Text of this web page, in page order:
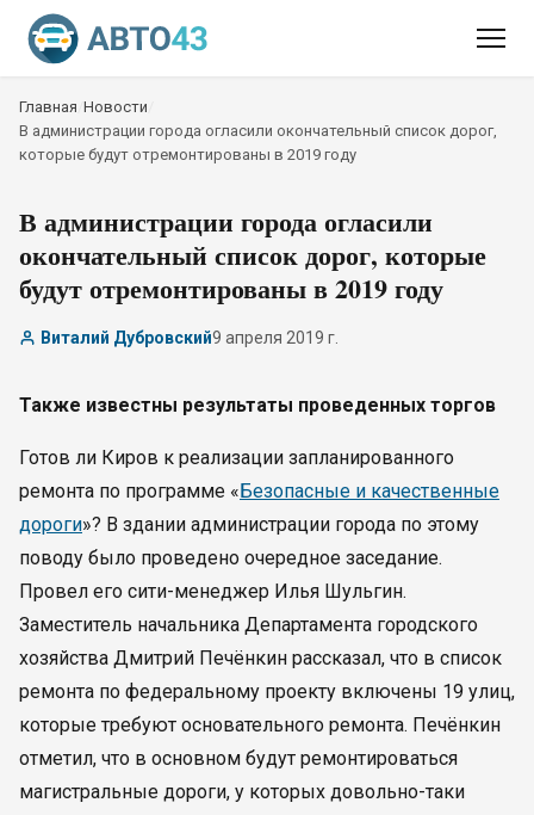
Главная Новости
В администрации города огласили окончательный список дорог,
которые будут отремонтированы в 2019 году
В администрации города огласили
окончательный список дорог, которые
будут отремонтированы в 2019 году
Виталий Дубровский9 апреля 2019 г.
Также известны результаты проведенных торгов
Готов ли Киров к реализации запланированного
ремонта по программе «Безопасные и качественные
дороги»? В здании администрации города по этому
поводу было проведено очередное заседание.
Провел его сити-менеджер Илья Шульгин.
Заместитель начальника Департамента городского
хозяйства Дмитрий Печёнкин рассказал, что в список
ремонта по федеральному проекту включены 19 улиц,
которые требуют основательного ремонта. Печёнкин
отметил, что в основном будут ремонтироваться
магистральные дороги, у которых довольно-таки